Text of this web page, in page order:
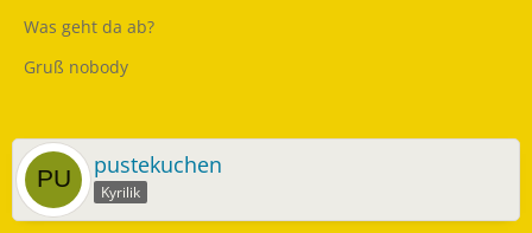
Was geht da ab?
Gruß nobody
pustekuchen
Kyrilik